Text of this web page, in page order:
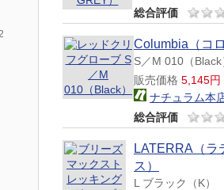
総合評価
Columbia（コ
S／M 010（Black
販売価格 5,145円
ナチュラム本
総合評価
LATERRA（ラ
ス）
L ブラック（K）